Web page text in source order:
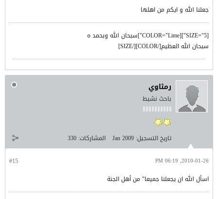
جعلنا الله و ايكم من اهلها
[SIZE="5"][COLOR="Lime"]سبحان الله وبحمد ه
سبحان الله العظيم[/COLOR][/SIZE]
رمثاوي
باحث نشيط
تاريخ التسجيل: Jan 2009 المشاركات: 330
#15 2010-01-26, 06:19 PM
اسأل الله ان يجعلنا جميعا" من أهل الجنة